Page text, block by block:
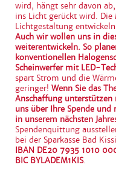
wird, hängt sehr davon
ins Licht gerückt wird.
Lichtgestaltung
Auch wir wollen uns in
weiterentwickeln. So
konventionellen
Scheinwerfer mit LED-
spart Strom und die
geringer! Wenn Sie das
Anschaffung
uns über Ihre Spende und
in unserem nächsten
Spendenquittung
bei der Sparkasse Bad
IBAN DE20 7935 1010
BIC BYLADEM1KIS.